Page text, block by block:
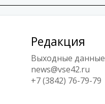
Редакция
Выходные данные
news@vse42.ru
+7 (3842) 76-79-79